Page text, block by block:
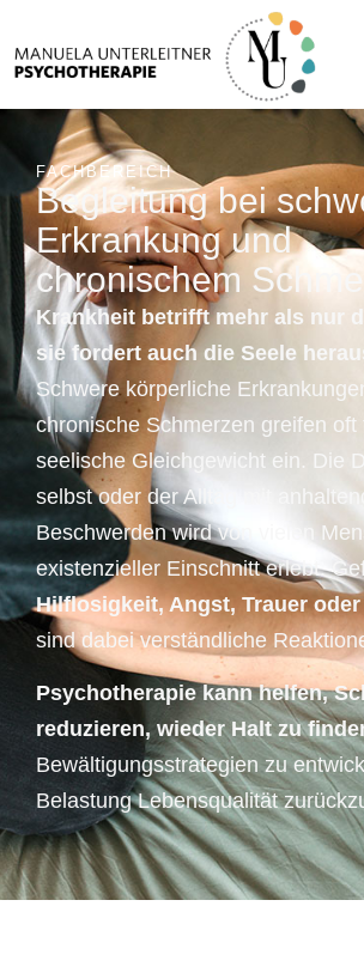
FACHBEREICH
Begleitung bei
Erkrankung und
chronischem
Krankheit betrifft mehr als nur
sie fordert auch die Seele
Schwere körperliche
chronische Schmerzen greifen oft
seelische Gleichgewicht ein. Die
selbst oder der Alltag mit
Beschwerden wird von vielen
existenzieller Einschnitt erlebt.
Hilflosigkeit, Angst, Trauer
sind dabei verständliche
Psychotherapie kann helfen,
reduzieren, wieder Halt zu
Bewältigungsstrategien zu
Belastung Lebensqualität